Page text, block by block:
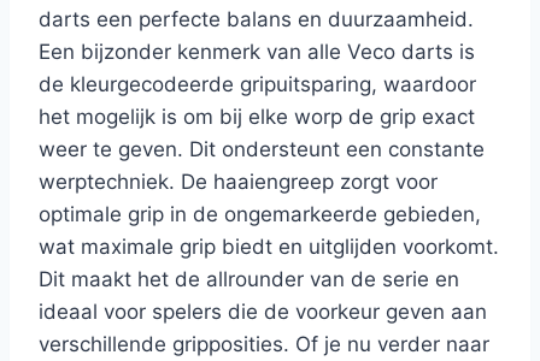
darts een perfecte balans en duurzaamheid.
Een bijzonder kenmerk van alle Veco darts is
de kleurgecodeerde gripuitsparing, waardoor
het mogelijk is om bij elke worp de grip exact
weer te geven. Dit ondersteunt een constante
werptechniek. De haaiengreep zorgt voor
optimale grip in de ongemarkeerde gebieden,
wat maximale grip biedt en uitglijden voorkomt.
Dit maakt het de allrounder van de serie en
ideaal voor spelers die de voorkeur geven aan
verschillende gripposities. Of je nu verder naar